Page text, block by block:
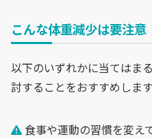
こんな体重減少は要注
以下のいずれかに当てはま
討することをおすすめします
食事や運動の習慣を変え